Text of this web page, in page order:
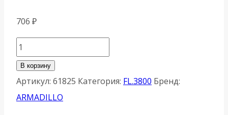
706 ₽
Количество
товара
Петля
Armadillo
В корзину
Артикул: 61825 Категория: FL.3800 Бренд:
ARMADILLO